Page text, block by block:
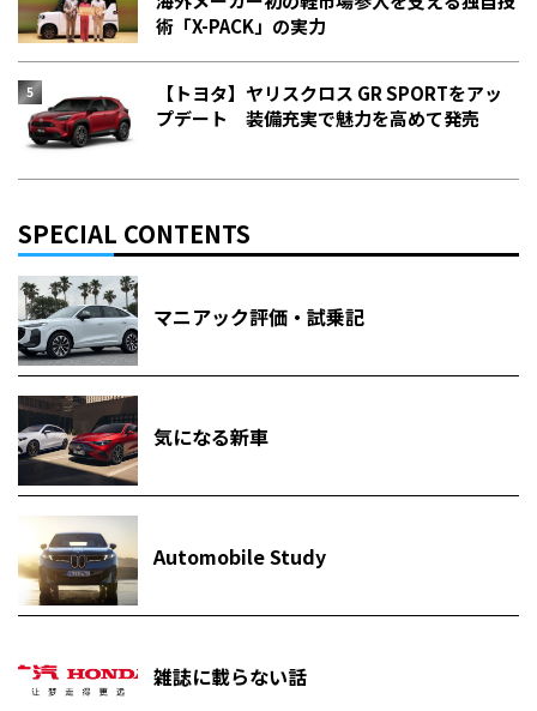
術「X-PACK」の実力
【トヨタ】ヤリスクロス GR SPORTをアッ
プデート 装備充実で魅力を高めて発売
SPECIAL CONTENTS
マニアック評価・試乗記
気になる新車
Automobile Study
雑誌に載らない話